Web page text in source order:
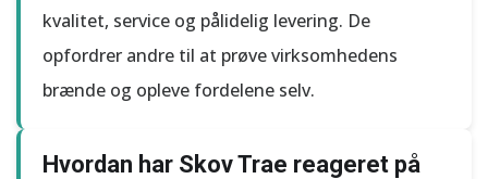
kvalitet, service og pålidelig levering. De
opfordrer andre til at prøve virksomhedens
brænde og opleve fordelene selv.
Hvordan har Skov Trae reageret på